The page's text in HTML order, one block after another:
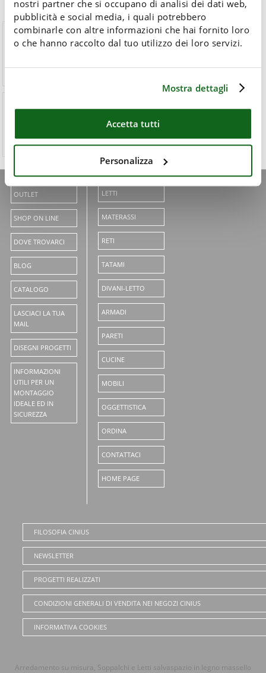
nostri partner che si occupano di analisi dei dati web,
pubblicità e social media, i quali potrebbero
combinarle con altre informazioni che hai fornito loro
o che hanno raccolto dal tuo utilizzo dei loro servizi.
Mostra dettagli
Accetta tutti
Personalizza
Bonus
mobili
%
Guarda i nostri
Hotel arredati
OUTLET
SHOP ON LINE
DOVE TROVARCI
BLOG
CATALOGO
LASCIACI LA TUA
MAIL
DISEGNI PROGETTI
INFORMAZIONI
UTILI PER UN
MONTAGGIO
IDEALE ED IN
SICUREZZA
LETTI
MATERASSI
RETI
TATAMI
DIVANI-LETTO
ARMADI
PARETI
CUCINE
MOBILI
OGGETTISTICA
ORDINA
CONTATTACI
HOME PAGE
FILOSOFIA CINIUS
NEWSLETTER
PROGETTI REALIZZATI
CONDIZIONI GENERALI DI VENDITA NEI NEGOZI CINIUS
INFORMATIVA COOKIES
Arredamento su misura, Soppalchi e Letti salvaspazio in legno massello